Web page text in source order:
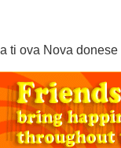
ti ova Nova